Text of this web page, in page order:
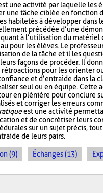
une activité par laquelle les
une tâche ciblée en fonction
habiletés à développer dans
précédée d’une
à l’utilisation du matériel
pour les élèves. Le
de la tâche et il les
façons de procéder. Il
pour les orienter
et d’entraide dans la
seul ou en équipe. Cette
en plénière pour conclure
et corriger les erreurs
est une activité
et de concrétiser leurs
sur un sujet précis,
de leurs pairs.
(9) Échanges (13)